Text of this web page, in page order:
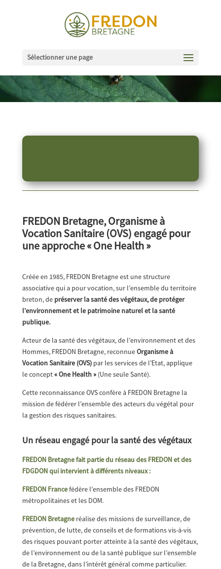
Sélectionner une page
FREDON Bretagne, Organisme à
Vocation Sanitaire (OVS) engagé pour
une approche « One Health »
Créée en 1985, FREDON Bretagne est une structure
associative qui a pour vocation, sur l’ensemble du territoire
breton, de préserver la santé des végétaux, de protéger
l’environnement et le patrimoine naturel et la santé
publique.
Acteur de la santé des végétaux, de l’environnement et des
Hommes, FREDON Bretagne, reconnueOrganisme à
Vocation Sanitaire (OVS)par les services de l’Etat, applique
le concept« One Health »(Une seule Santé).
Cette reconnaissance OVS confère à FREDON Bretagne la
mission de fédérer l’ensemble des acteurs du végétal pour
la gestion des risques sanitaires.
Un réseau engagé pour la santé des végétaux
FREDON Bretagne fait partie du réseau des FREDON et des
FDGDON qui intervient à différents niveaux :
FREDON Francefédère l’ensemble des FREDON
métropolitaines et les DOM.
FREDON Bretagneréalise des missions de surveillance, de
prévention, de lutte, de conseils et de formations vis-à-vis
des risques pouvant porter atteinte à la santé des végétaux,
de l’environnement ou de la santé publique sur l’ensemble
de la Bretagne, dans l’intérêt général comme particulier.